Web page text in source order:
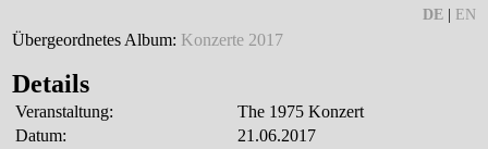
DE| EN
Übergeordnetes Album: Konzerte 2017
Details
Veranstaltung:
The 1975 Konzert
Datum:
21.06.2017